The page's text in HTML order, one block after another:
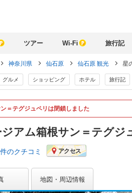
ツアー Wi-Fi 旅行記
神奈川県 仙石原 仙石原 観光 星
グルメ ショッピング ホテル 旅行記
＝テグジュペリは閉鎖しました
アム箱根サン＝テグジ
のクチコミ アクセス
地図・周辺情報